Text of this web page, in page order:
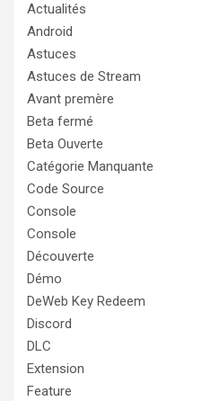
Actualités
Android
Astuces
Astuces de Stream
Avant premère
Beta fermé
Beta Ouverte
Catégorie Manquante
Code Source
Console
Console
Découverte
Démo
DeWeb Key Redeem
Discord
DLC
Extension
Feature